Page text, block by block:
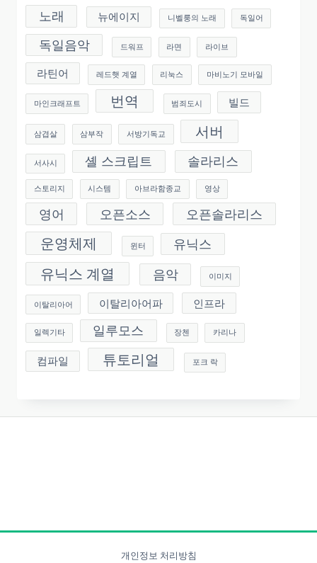
노래
뉴에이지 니벨룽의 노래 독일어
독일음악 드워프 라면 라이브
라틴어 레드햇 계열 리눅스 마비노기 모바일
마인크래프트 번역 범죄도시 빌드
삼겹살 삼부작 서방기독교 서버
서사시 셸 스크립트 솔라리스
스토리지 시스템 아브라함종교 영상
영어 오픈소스 오픈솔라리스
운영체제 윈터 유닉스
유닉스 계열 음악 이미지
이탈리아어 이탈리아어파 인프라
일렉기타 일루모스 장첸 카리나
컴파일 튜토리얼 포크 락
개인정보 처리방침